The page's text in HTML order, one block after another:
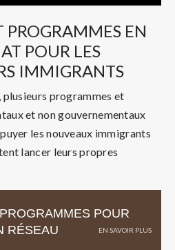
PROGRAMMES EN
POUR LES
IMMIGRANTS
plusieurs programmes et
et non gouvernementaux
les nouveaux immigrants
lancer leurs propres
POUR
RÉSEAU